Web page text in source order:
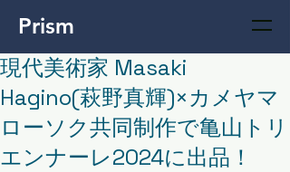
Prism
現代美術家 Masaki
Hagino(萩野真輝)×カメヤマ
ローソク共同制作で⻲⼭トリ
エンナーレ2024に出品！